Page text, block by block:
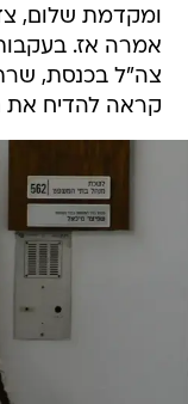
ומקדמת שלום,
אמרה אז.
צה"ל בכנסת,
קראה להדיח את